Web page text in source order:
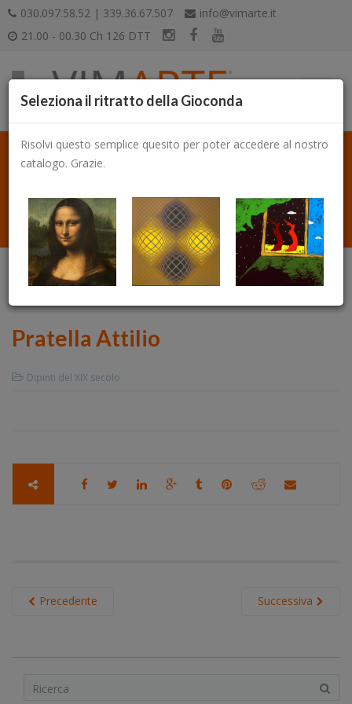
030.097.58.52 | 339.36.67.507
info@vimarte.it
21.00 - 00.30 Ch 126 DTT
Pratella Attilio
Dipinti del XIX secolo
Successiva
Precedente
Seleziona il ritratto della Gioconda
Risolvi questo semplice quesito per poter accedere al nostro
catalogo. Grazie.